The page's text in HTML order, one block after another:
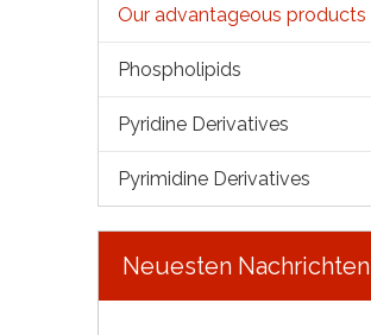
Our advantageous products
Phospholipids
Pyridine Derivatives
Pyrimidine Derivatives
Neuesten Nachrichten